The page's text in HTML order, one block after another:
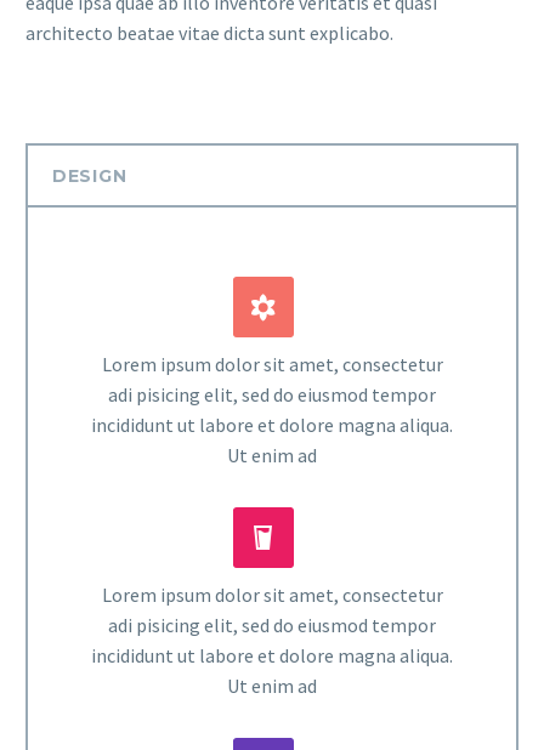
architecto beatae vitae dicta sunt explicabo.
DESIGN


Lorem ipsum dolor sit amet, consectetur
adi pisicing elit, sed do eiusmod tempor
incididunt ut labore et dolore magna aliqua.
Ut enim ad


Lorem ipsum dolor sit amet, consectetur
adi pisicing elit, sed do eiusmod tempor
incididunt ut labore et dolore magna aliqua.
Ut enim ad